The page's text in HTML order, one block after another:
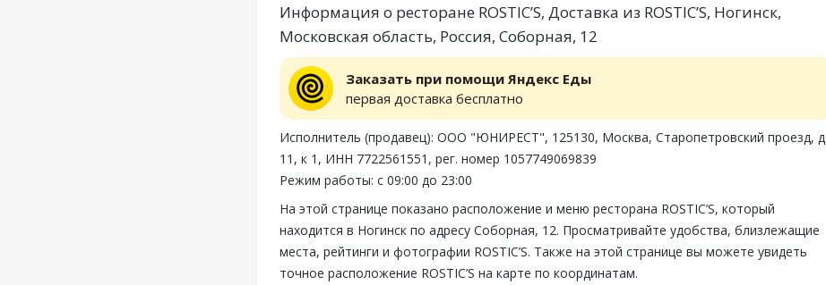
Информация о ресторане ROSTIC’S, Доставка из ROSTIC’S, Ногинск,
Московская область, Россия, Соборная, 12
Заказать при помощи Яндекс Еды
первая доставка бесплатно
Исполнитель (продавец): ООО "ЮНИРЕСТ", 125130, Москва, Старопетровский проезд, д
11, к 1, ИНН 7722561551, рег. номер 1057749069839
Режим работы: с 09:00 до 23:00
На этой странице показано расположение и меню ресторана ROSTIC’S, который
находится в Ногинск по адресу Соборная, 12. Просматривайте удобства, близлежащие
места, рейтинги и фотографии ROSTIC’S. Также на этой странице вы можете увидеть
точное расположение ROSTIC’S на карте по координатам.